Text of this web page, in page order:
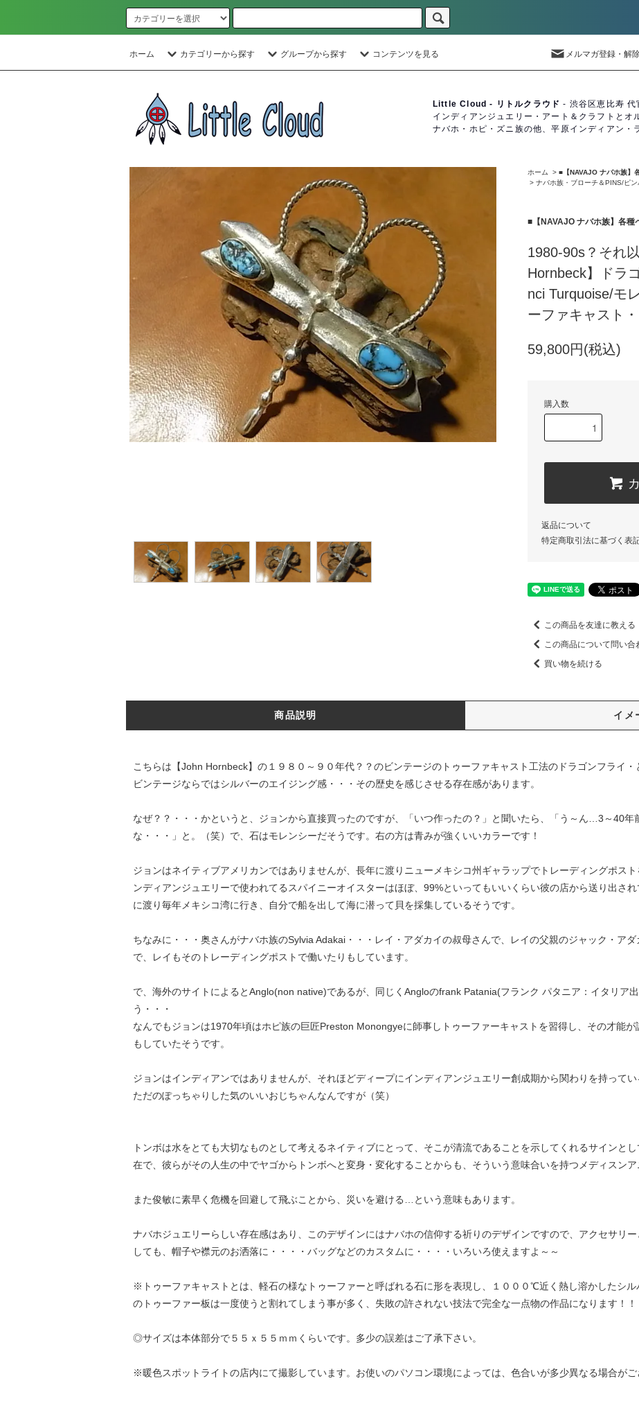
ホーム カテゴリーから探す グループから探す コンテンツを見る メルマガ登録・解
Little Cloud - リトルクラウド - 渋谷区恵比寿 代
インディアンジュエリー・アート＆クラフトとオ
ナバホ・ホピ・ズニ族の他、平原インディアン・
ホーム > ■【NAVAJO ナバホ族】
> ナバホ族・ブローチ＆PINS/ピン
■【NAVAJO ナバホ族】各種
1980-90s？それ
Hornbeck】ドラ
nci Turquoise/モ
ーファキャスト
59,800円(税込)
購入数
返品について
特定商取引法に基づく表
この商品を友達に教える
この商品について問い合
買い物を続ける
商品説明 イメ
こちらは【John Hornbeck】の１９８０～９０年代？？のビンテージのトゥーファキャスト工法のドラゴンフライ・
ビンテージならではシルバーのエイジング感・・・その歴史を感じさせる存在感があります。
なぜ？？・・・かというと、ジョンから直接買ったのですが、「いつ作ったの？」と聞いたら、「う～ん…3～40
な・・・」と。（笑）で、石はモレンシーだそうです。右の方は青みが強くいいカラーです！
ジョンはネイティブアメリカンではありませんが、長年に渡りニューメキシコ州ギャラップでトレーディングポス
ンディアンジュエリーで使われてるスパイニーオイスターはほぼ、99%といってもいいくらい彼の店から送り出さ
に渡り毎年メキシコ湾に行き、自分で船を出して海に潜って貝を採集しているそうです。
ちなみに・・・奥さんがナバホ族のSylvia Adakai・・・レイ・アダカイの叔母さんで、レイの父親のジャック・アダ
で、レイもそのトレーディングポストで働いたりもしています。
で、海外のサイトによるとAnglo(non native)であるが、同じくAngloのfrank Patania(フランク パタニア：イタリア
う・・・
なんでもジョンは1970年頃はホピ族の巨匠Preston Monongyeに師事しトゥーファーキャストを習得し、その才能
もしていたそうです。
ジョンはインディアンではありませんが、それほどディープにインディアンジュエリー創成期から関わりを持って
ただのぽっちゃりした気のいいおじちゃんなんですが（笑）
トンボは水をとても大切なものとして考えるネイティブにとって、そこが清流であることを示してくれるサインと
在で、彼らがその人生の中でヤゴからトンボへと変身・変化することからも、そういう意味合いを持つメディスンア
また俊敏に素早く危機を回避して飛ぶことから、災いを避ける…という意味もあります。
ナバホジュエリーらしい存在感はあり、このデザインにはナバホの信仰する祈りのデザインですので、アクセサリ
しても、帽子や襟元のお洒落に・・・・バッグなどのカスタムに・・・・いろいろ使えますよ～～
※トゥーファキャストとは、軽石の様なトゥーファーと呼ばれる石に形を表現し、１０００℃近く熱し溶かしたシ
のトゥーファー板は一度使うと割れてしまう事が多く、失敗の許されない技法で完全な一点物の作品になります！！
◎サイズは本体部分で５５ｘ５５ｍｍくらいです。多少の誤差はご了承下さい。
※暖色スポットライトの店内にて撮影しています。お使いのパソコン環境によっては、色合いが多少異なる場合が